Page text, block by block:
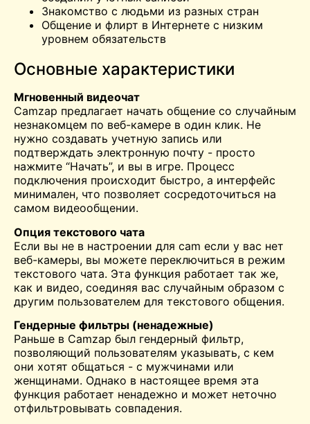
Знакомство с людьми из разных стран
Общение и флирт в Интернете с низким
уровнем обязательств
Основные характеристики
Мгновенный видеочат
Camzap предлагает начать общение со случайным
незнакомцем по веб-камере в один клик. Не
нужно создавать учетную запись или
подтверждать электронную почту - просто
нажмите “Начать”, и вы в игре. Процесс
подключения происходит быстро, а интерфейс
минимален, что позволяет сосредоточиться на
самом видеообщении.
Опция текстового чата
Если вы не в настроении для cam если у вас нет
веб-камеры, вы можете переключиться в режим
текстового чата. Эта функция работает так же,
как и видео, соединяя вас случайным образом с
другим пользователем для текстового общения.
Гендерные фильтры (ненадежные)
Раньше в Camzap был гендерный фильтр,
позволяющий пользователям указывать, с кем
они хотят общаться - с мужчинами или
женщинами. Однако в настоящее время эта
функция работает ненадежно и может неточно
отфильтровывать совпадения.